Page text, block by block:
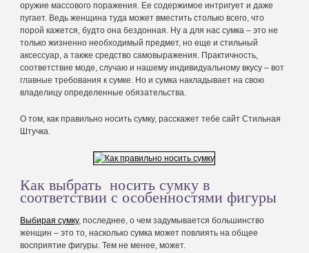
оружие массового поражения. Ее содержимое интригует и даже
пугает. Ведь женщина туда может вместить столько всего, что
порой кажется, будто она бездонная. Ну а для нас сумка – это не
только жизненно необходимый предмет, но еще и стильный
аксессуар, а также средство самовыражения. Практичность,
соответствие моде, случаю и нашему индивидуальному вкусу – вот
главные требования к сумке. Но и сумка накладывает на свою
владелицу определенные обязательства.
О том, как правильно носить сумку, расскажет тебе сайт Стильная
Штучка.
Как выбрать носить сумку в
соответствии с особенностями фигуры
Выбирая сумку, последнее, о чем задумывается большинство
женщин – это то, насколько сумка может повлиять на общее
восприятие фигуры. Тем не менее, может.